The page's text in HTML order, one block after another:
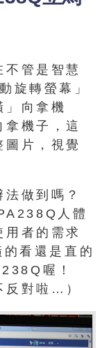
管是智慧
旋轉螢幕」
」向拿機
機子，這
片，視覺
做到嗎？
人體
用者的需求
看還是直的
喔！
反對啦…）